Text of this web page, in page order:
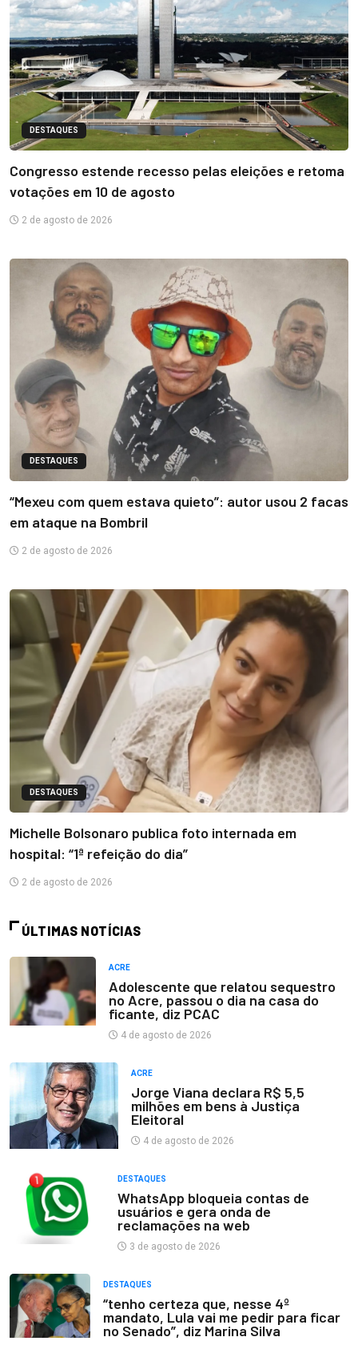
DESTAQUES
Congresso estende recesso pelas eleições e retoma
votações em 10 de agosto
2 de agosto de 2026
DESTAQUES
“Mexeu com quem estava quieto”: autor usou 2 facas
em ataque na Bombril
2 de agosto de 2026
DESTAQUES
Michelle Bolsonaro publica foto internada em
hospital: “1ª refeição do dia”
2 de agosto de 2026
ÚLTIMAS NOTÍCIAS
ACRE
Adolescente que relatou sequestro
no Acre, passou o dia na casa do
ficante, diz PCAC
4 de agosto de 2026
ACRE
Jorge Viana declara R$ 5,5
milhões em bens à Justiça
Eleitoral
4 de agosto de 2026
DESTAQUES
WhatsApp bloqueia contas de
usuários e gera onda de
reclamações na web
3 de agosto de 2026
DESTAQUES
“tenho certeza que, nesse 4º
mandato, Lula vai me pedir para ficar
no Senado”, diz Marina Silva